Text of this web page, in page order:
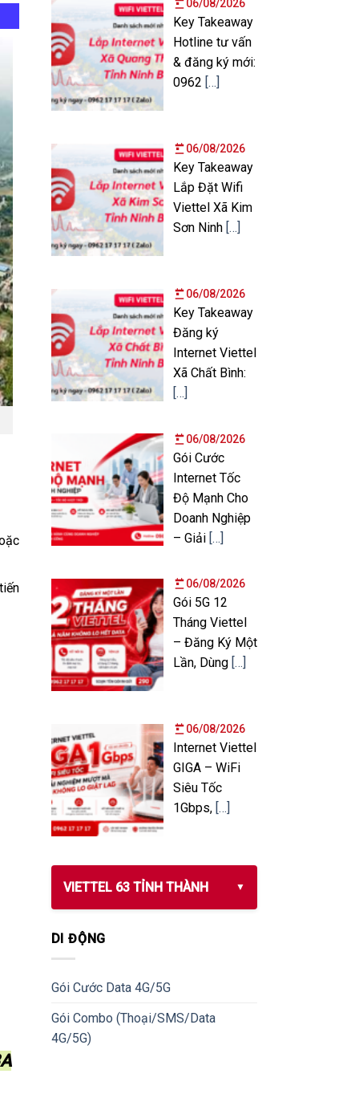
06/08/2026
Key Takeaway
Hotline tư vấn
& đăng ký mới:
0962 […]
06/08/2026
Key Takeaway
Lắp Đặt Wifi
Viettel Xã Kim
Sơn Ninh […]
06/08/2026
Key Takeaway
Đăng ký
Internet Viettel
Xã Chất Bình:
[…]
06/08/2026
Gói Cước
Internet Tốc
Độ Mạnh Cho
Doanh Nghiệp
– Giải […]
06/08/2026
Gói 5G 12
Tháng Viettel
– Đăng Ký Một
Lần, Dùng […]
06/08/2026
Internet Viettel
GIGA – WiFi
Siêu Tốc
1Gbps, […]
VIETTEL 63 TỈNH THÀNH
DI ĐỘNG
Gói Cước Data 4G/5G
Gói Combo (Thoại/SMS/Data
4G/5G)